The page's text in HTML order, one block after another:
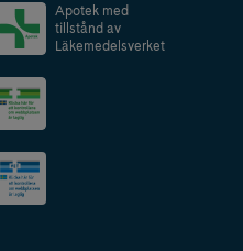
Apotek med
tillstånd av
Läkemedelsverket